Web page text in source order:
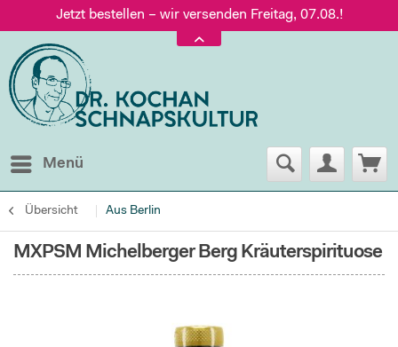
Jetzt bestellen – wir versenden Freitag, 07.08.!
Versand nur 5,60 €, gratis ab 95 € Warenwert
Jetzt bestellen – wir versenden Freitag, 07.08.!
Menü
Übersicht Aus Berlin
MXPSM Michelberger Berg Kräuterspirituose